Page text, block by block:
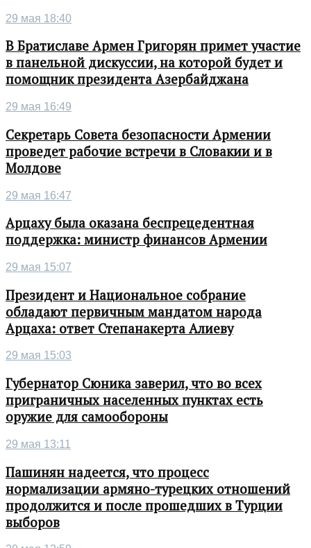
29 мая 18:40
В Братиславе Армен Григорян примет участие
в панельной дискуссии, на которой будет и
помощник президента Азербайджана
29 мая 16:49
Секретарь Совета безопасности Армении
проведет рабочие встречи в Словакии и в
Молдове
29 мая 16:47
Арцаху была оказана беспрецедентная
поддержка: министр финансов Армении
29 мая 15:07
Президент и Национальное собрание
обладают первичным мандатом народа
Арцаха: ответ Степанакерта Алиеву
29 мая 15:03
Губернатор Сюника заверил, что во всех
приграничных населенных пунктах есть
оружие для самообороны
29 мая 13:11
Пашинян надеется, что процесс
нормализации армяно-турецких отношений
продолжится и после прошедших в Турции
выборов